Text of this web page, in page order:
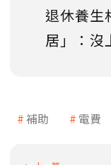
退休養生
居」：沒
補助 電費